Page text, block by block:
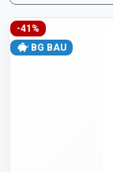
-41%
BG BAU